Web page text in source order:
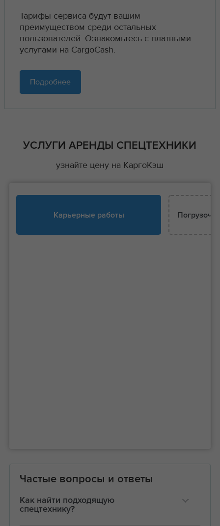
Тарифы сервиса будут вашим
преимуществом среди остальных
пользователей. Ознакомьтесь с платными
услугами на CargoCash.
Подробнее
УСЛУГИ АРЕНДЫ СПЕЦТЕХНИКИ
узнайте цену на КаргоКэш
Карьерные работы
Частые вопросы и ответы
Как найти подходящую
спецтехнику?